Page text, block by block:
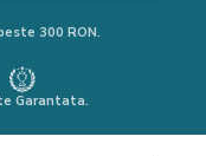
300 RON.
Garantata.